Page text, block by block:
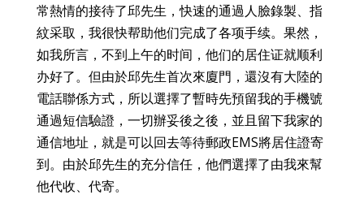
常熱情的接待了邱先生，快速的通過人臉錄製、指
紋采取，我很快帮助他们完成了各项手续。果然，
如我所言，不到上午的时间，他们的居住证就顺利
办好了。但由於邱先生首次來廈門，還沒有大陸的
電話聯係方式，所以選擇了暫時先預留我的手機號
通過短信驗證，一切辦妥後之後，並且留下我家的
通信地址，就是可以回去等待郵政EMS將居住證寄
到。由於邱先生的充分信任，他們選擇了由我來幫
他代收、代寄。